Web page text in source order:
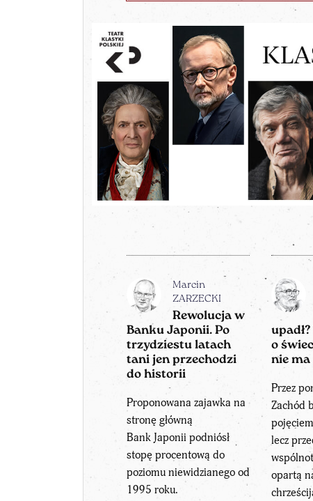
Marcin
ZARZECKI
Rewolucja w
Banku Japonii. Po
trzydziestu latach
tani jen przechodzi
do historii
Proponowana zajawka na
stronę główną
Bank Japonii podniósł
stopę procentową do
poziomu niewidzianego od
1995 roku.
o
nie ma
Przez
Zachód
lecz
opartą